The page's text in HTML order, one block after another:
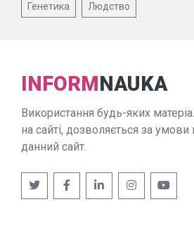
Генетика Людство
INFORMNAUKA
Використання будь-яких
на сайті, дозволяється за
данний сайт.